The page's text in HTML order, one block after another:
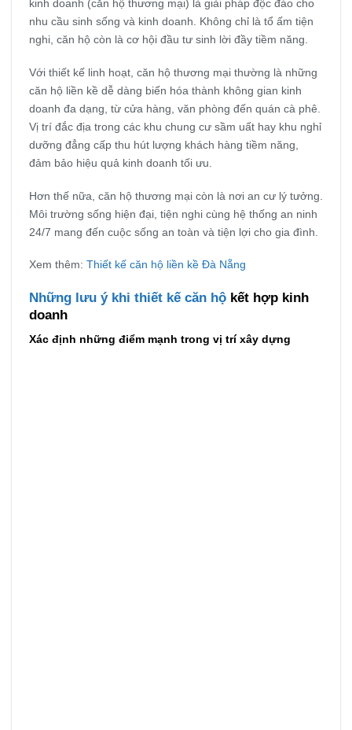
kinh doanh (căn hộ thương mại) là giải pháp độc đáo cho
nhu cầu sinh sống và kinh doanh. Không chỉ là tổ ấm tiện
nghi, căn hộ còn là cơ hội đầu tư sinh lời đầy tiềm năng.
Với thiết kế linh hoạt, căn hộ thương mại thường là những
căn hộ liền kề dễ dàng biến hóa thành không gian kinh
doanh đa dạng, từ cửa hàng, văn phòng đến quán cà phê.
Vị trí đắc địa trong các khu chung cư sầm uất hay khu nghỉ
dưỡng đẳng cấp thu hút lượng khách hàng tiềm năng,
đảm bảo hiệu quả kinh doanh tối ưu.
Hơn thế nữa, căn hộ thương mại còn là nơi an cư lý tưởng.
Môi trường sống hiện đại, tiện nghi cùng hệ thống an ninh
24/7 mang đến cuộc sống an toàn và tiện lợi cho gia đình.
Xem thêm: Thiết kế căn hộ liền kề Đà Nẵng
Những lưu ý khi thiết kế căn hộkết hợp kinh
doanh
Xác định những điểm mạnh trong vị trí xây dựng